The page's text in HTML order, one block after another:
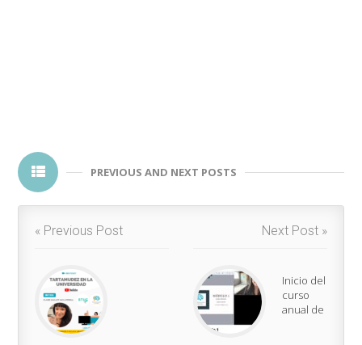
PREVIOUS AND NEXT POSTS
« Previous Post Next Post »
Inicio del
curso
anual de